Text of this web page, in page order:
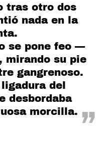
tras otro dos
nada en la
pone feo —
mirando su pie
gangrenoso.
del
desbordaba
morcilla.